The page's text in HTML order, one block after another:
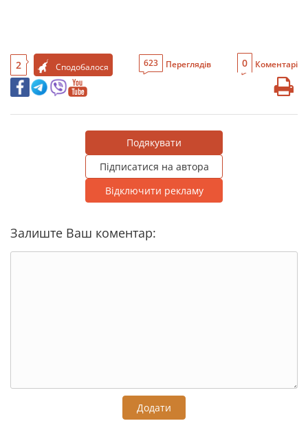
2 Сподобалося 623 Переглядів 0 Коментарі
Подякувати
Підписатися на автора
Відключити рекламу
Залиште Ваш коментар:
Додати